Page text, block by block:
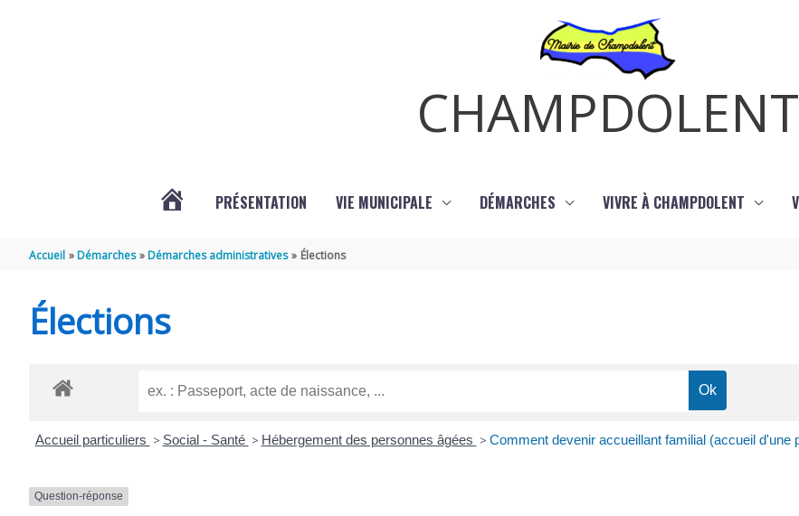
CHAMPDOLENT
PRÉSENTATION VIE MUNICIPALE DÉMARCHES VIVRE À CHAMPDOLENT
Accueil Démarches Démarches administratives Élections
Élections
Accueil particuliers > Social - Santé > Hébergement des personnes âgées > Comment devenir accueillant familial (accueil d'une
Question-réponse